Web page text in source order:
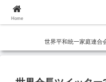
世界平和統一家庭連合
Home